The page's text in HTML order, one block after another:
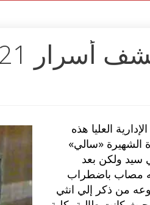
العليا هذه
الشهيرة «سالي»
سيد ولكن بعد
مصاب باضطراب
من ذكر إلي انثي